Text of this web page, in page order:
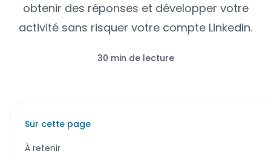
obtenir des réponses et développer votre
activité sans risquer votre compte LinkedIn.
30 min de lecture
Sur cette page
À retenir